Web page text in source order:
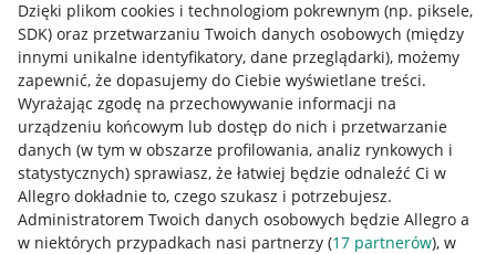
Dzięki plikom cookies i technologiom pokrewnym (np. piksele,
SDK) oraz przetwarzaniu Twoich danych osobowych (między
innymi unikalne identyfikatory, dane przeglądarki), możemy
zapewnić, że dopasujemy do Ciebie wyświetlane treści.
Wyrażając zgodę na przechowywanie informacji na
urządzeniu końcowym lub dostęp do nich i przetwarzanie
danych (w tym w obszarze profilowania, analiz rynkowych i
statystycznych) sprawiasz, że łatwiej będzie odnaleźć Ci w
Allegro dokładnie to, czego szukasz i potrzebujesz.
Administratorem Twoich danych osobowych będzie Allegro a
w niektórych przypadkach nasi partnerzy (17 partnerów), w